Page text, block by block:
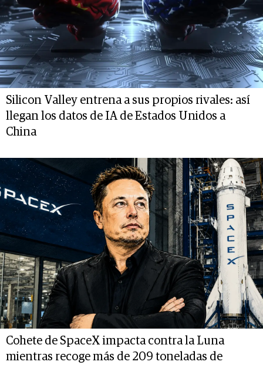
Silicon Valley entrena a sus propios rivales: así
llegan los datos de IA de Estados Unidos a
China
Cohete de SpaceX impacta contra la Luna
mientras recoge más de 209 toneladas de